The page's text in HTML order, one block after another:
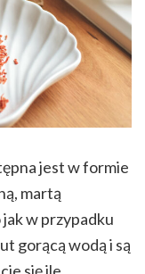
jest w formie
martą
w przypadku
gorącą wodą i są